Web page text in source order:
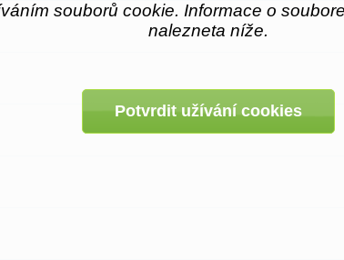
souborů cookie. Informace o
nalezneta níže.
Potvrdit užívání cookies